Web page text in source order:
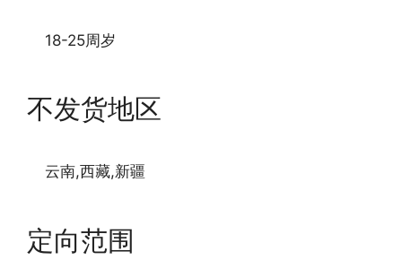
18-25周岁
不发货地区
云南,西藏,新疆
定向范围